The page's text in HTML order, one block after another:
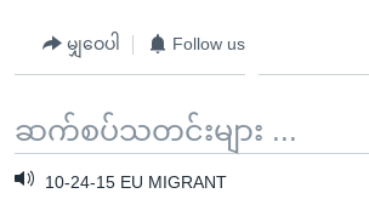
မျှဝေပါ Follow us
ဆက်စပ်သတင်းများ ...
10-24-15 EU MIGRANT